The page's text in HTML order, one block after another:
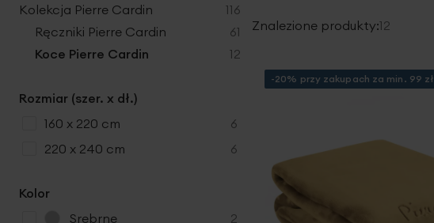
Znalezione produkty:12
-20% przy zakupach za min. 99 zł
Kolekcja Pierre Cardin 116
produkty
Ręczniki Pierre Cardin
61
produkty
Koce Pierre Cardin
12
produkty
Rozmiar (szer. x dł.)
160 x 220 cm
6
produkty
220 x 240 cm
6
produkty
Kolor
Srebrne
2
p